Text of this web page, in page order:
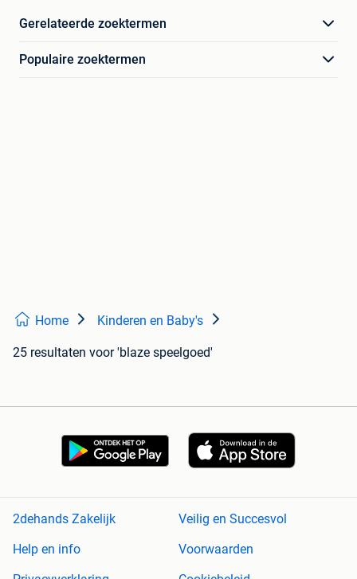
Gerelateerde zoektermen
Populaire zoektermen
Home Kinderen en Baby's
25 resultaten voor 'blaze speelgoed'
2dehands Zakelijk
Veilig en Succesvol
Help en info
Voorwaarden